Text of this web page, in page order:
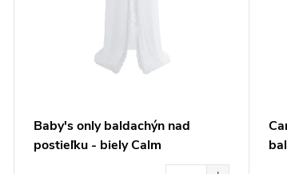
Baby's only baldachýn nad
postieľku - biely Calm